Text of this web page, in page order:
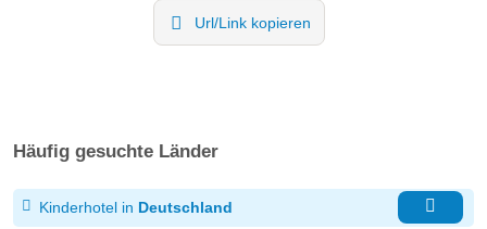
Url/Link kopieren
Häufig gesuchte Länder
Kinderhotel in Deutschland